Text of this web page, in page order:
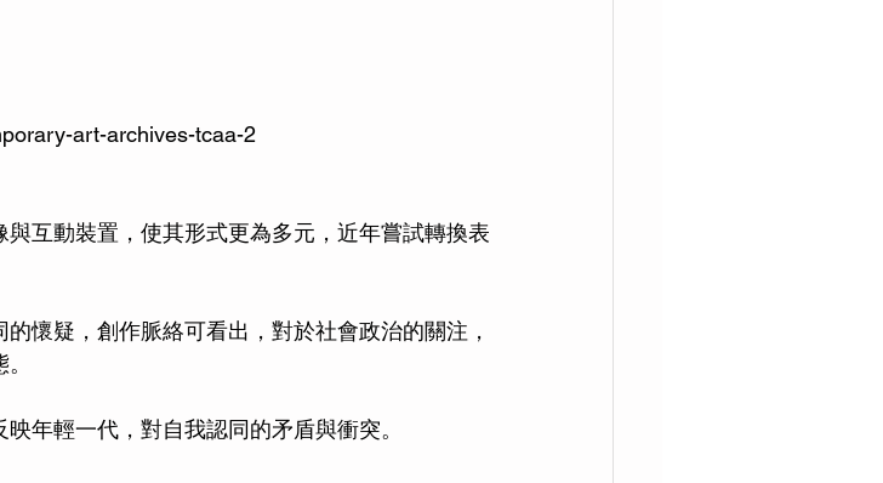
art-archives-tcaa-2
互動裝置，使其形式更為多元，近年嘗試轉換表
懷疑，創作脈絡可看出，對於社會政治的關注，
年輕一代，對自我認同的矛盾與衝突。